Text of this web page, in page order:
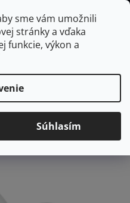
sme vám umožnili
stránky a vďaka
funkcie, výkon a
Súhlasím
Hľadať
/ Jedálenské súpravy
6 osôb, 18ks
sada
osôb, 18ks